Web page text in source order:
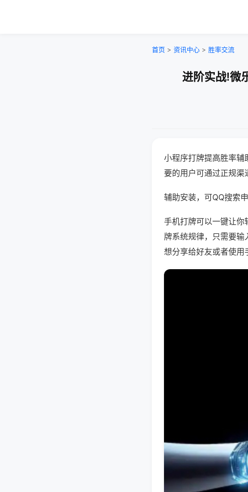
首页 > 资讯中心 > 胜率交流
进阶实战!微
小程序打牌提高胜率辅
要的用户可通过正规渠
辅助安装，可QQ搜索
手机打牌可以一键让你
牌系统规律，只需要
想分享给好友或者使用